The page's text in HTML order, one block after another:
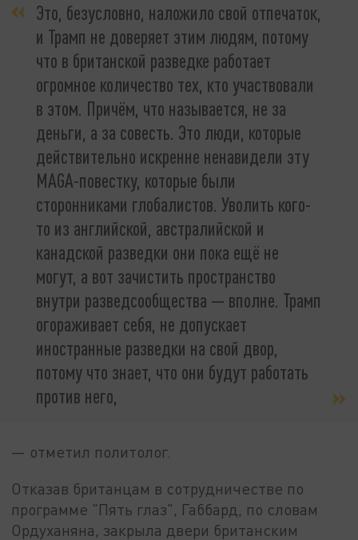
Это, безусловно, наложило свой отпечаток,
и Трамп не доверяет этим людям, потому
что в британской разведке работает
огромное количество тех, кто участвовали
в этом. Причём, что называется, не за
деньги, а за совесть. Это люди, которые
действительно искренне ненавидели эту
MAGA-повестку, которые были
сторонниками глобалистов. Уволить кого-
то из английской, австралийской и
канадской разведки они пока ещё не
могут, а вот зачистить пространство
внутри разведсообщества — вполне. Трамп
огораживает себя, не допускает
иностранные разведки на свой двор,
потому что знает, что они будут работать
против него,
— отметил политолог.
Отказав британцам в сотрудничестве по
программе "Пять глаз", Габбард, по словам
Ордуханяна, закрыла двери британским